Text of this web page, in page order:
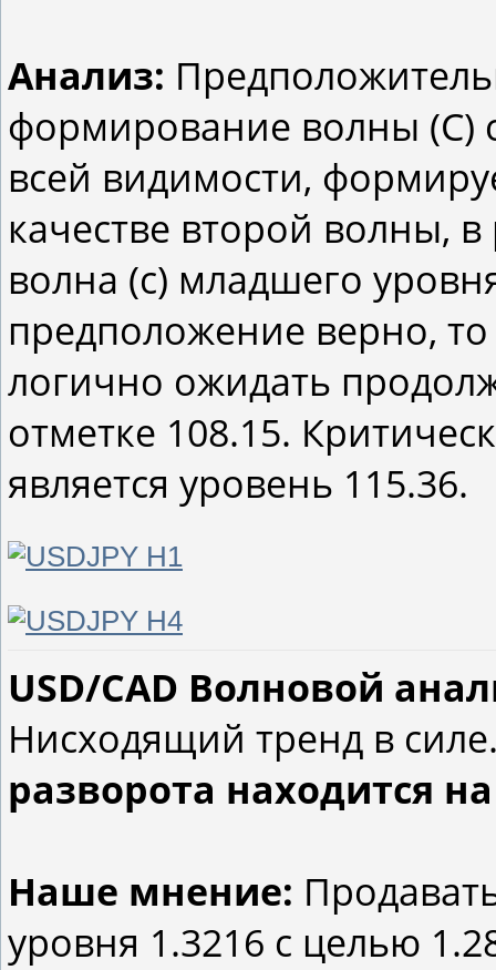
Анализ:
формирование волны (С)
всей видимости,
качестве второй волны,
волна (с) младшего
предположение верно,
логично ожидать
отметке 108.15.
является уровень 115.36.
USD/CAD Волновой
Нисходящий тренд в
разворота находится
Наше мнение:
уровня 1.3216 с целью